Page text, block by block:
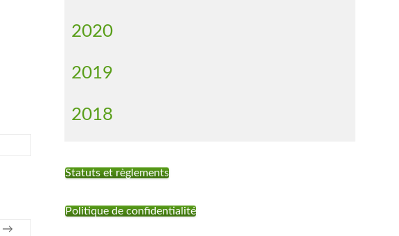
→
2020
2019
2018
Statuts et règlements
Politique de confidentialité